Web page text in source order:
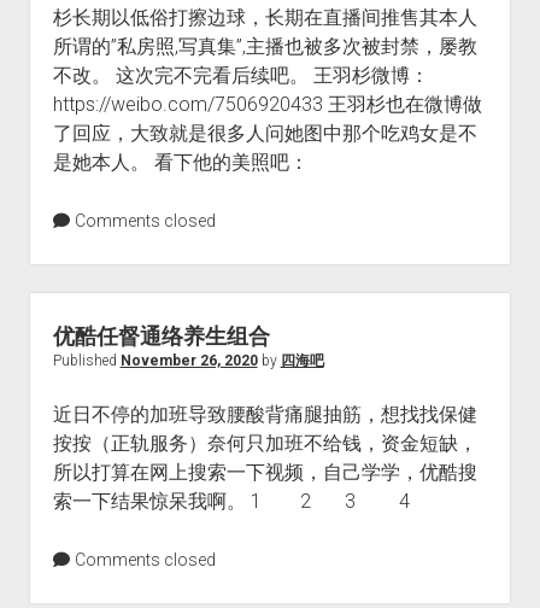
杉长期以低俗打擦边球，长期在直播间推售其本人
所谓的”私房照,写真集”,主播也被多次被封禁，屡教
不改。 这次完不完看后续吧。 王羽杉微博：
https://weibo.com/7506920433 王羽杉也在微博做
了回应，大致就是很多人问她图中那个吃鸡女是不
是她本人。 看下他的美照吧：
Comments closed
优酷任督通络养生组合
Published November 26, 2020by 四海吧
近日不停的加班导致腰酸背痛腿抽筋，想找找保健
按按（正轨服务）奈何只加班不给钱，资金短缺，
所以打算在网上搜索一下视频，自己学学，优酷搜
索一下结果惊呆我啊。 1 2 3 4
Comments closed